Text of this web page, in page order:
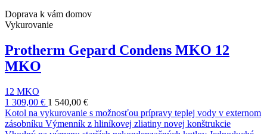
Doprava k vám domov
Vykurovanie
Protherm Gepard Condens MKO 12
MKO
12 MKO
1 309,00 € 1 540,00 €
Kotol na vykurovanie s možnosťou prípravy teplej vody v externom
zásobníku Výmenník z hliníkovej zliatiny novej konštrukcie